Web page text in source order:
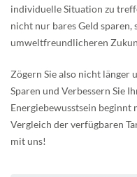
individuelle Situation zu
nicht nur bares Geld sparen,
umweltfreundlicheren
Zögern Sie also nicht länger
Sparen und Verbessern Sie
Energiebewusstsein beginnt
Vergleich der verfügbaren
mit uns!